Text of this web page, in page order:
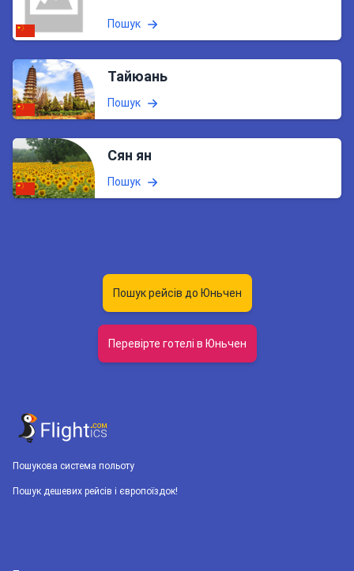
Пошук
Тайюань
Пошук
Сян ян
Пошук
Пошук рейсів до Юньчен
Перевірте готелі в Юньчен
Пошукова система польоту
Пошук дешевих рейсів і європоїздок!